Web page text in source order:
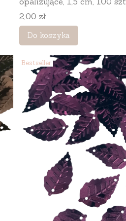
Cena
2,00 zł
Do koszyka
Bestseller